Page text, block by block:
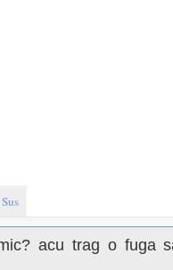
Sus
acu trag o fuga